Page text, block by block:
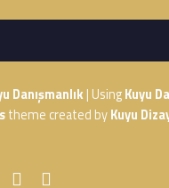
Danışmanlık| UsingKuyu
theme created byKuyu
WebMan Design